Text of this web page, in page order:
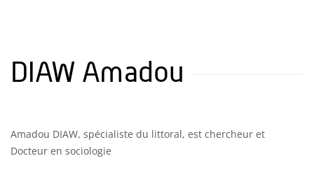
DIAW Amadou
Amadou DIAW, spécialiste du littoral, est chercheur et
Docteur en sociologie